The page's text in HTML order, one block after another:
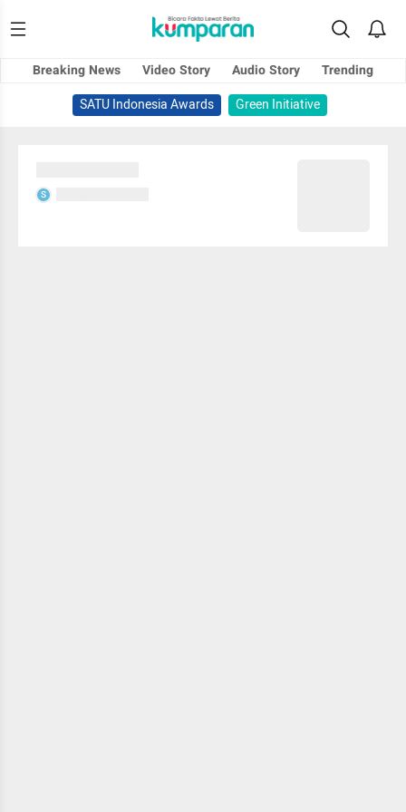
Breaking News Video Story Audio Story
Trending
SATU Indonesia Awards
Green Initiative
S